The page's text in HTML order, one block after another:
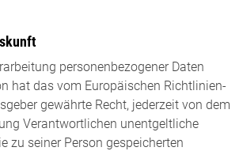
personenbezogener Daten
hat das vom Europäischen Richtlinien-
gewährte Recht, jederzeit von dem
Verantwortlichen unentgeltliche
zu seiner Person gespeicherten